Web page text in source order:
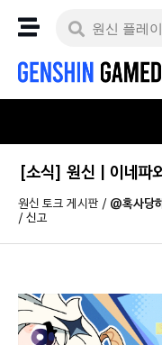
[소식] 원신 | 이네파
원신 토크 게시판 / @혹사당
/ 신고